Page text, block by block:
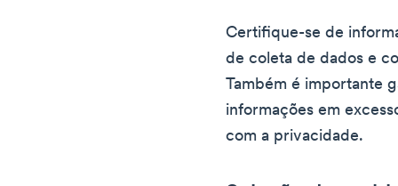
Certifique-se de
de coleta de dados e
Também é importante
informações em
com a privacidade.